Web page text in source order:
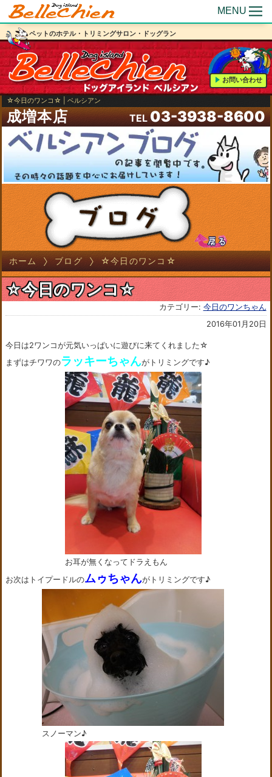
MENU
ペットのホテル・トリミングサロン・ドッグラン
お問い合わせ
☆今日のワンコ☆ | ベルシアン
成増本店 TEL 03-3938-8600
ホーム ブログ ☆今日のワンコ☆
☆今日のワンコ☆
カテゴリー: 今日のワンちゃん
2016年01月20日
今日は2ワンコが元気いっぱいに遊びに来てくれました☆
まずはチワワのラッキーちゃんがトリミングです♪
お耳が無くなってドラえもん
お次はトイプードルのムゥちゃんがトリミングです♪
スノーマン♪